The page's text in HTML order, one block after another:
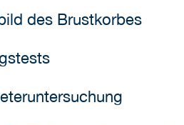
des Brustkorbes